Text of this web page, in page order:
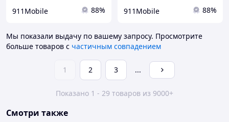
911Mobile 88% 911Mobile 88%
Мы показали выдачу по вашему запросу. Просмотрите
больше товаров с частичным совпадением
1 2 3 ...
Показано 1 - 29 товаров из 9000+
Смотри также